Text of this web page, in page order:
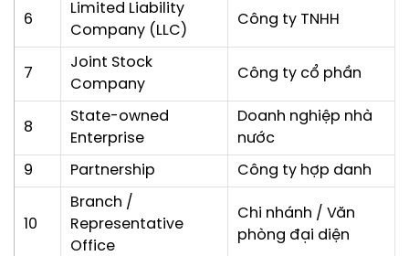
6
Limited Liability
Company (LLC)
Công ty TNHH
7
Joint Stock
Company
Công ty cổ phần
8
State-owned
Enterprise
Doanh nghiệp nhà
nước
9 Partnership Công ty hợp danh
10
Branch /
Representative
Office
Chi nhánh / Văn
phòng đại diện